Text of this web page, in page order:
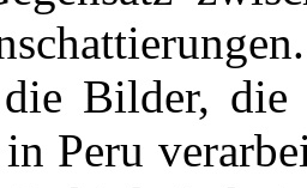
Bilder, die
Peru